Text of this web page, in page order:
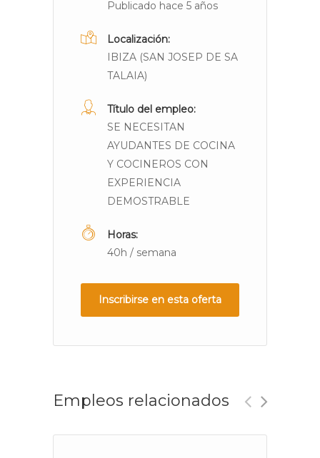
Publicado hace 5 años
Localización:
IBIZA (SAN JOSEP DE SA
TALAIA)
Título del empleo:
SE NECESITAN
AYUDANTES DE COCINA
Y COCINEROS CON
EXPERIENCIA
DEMOSTRABLE
Horas:
40h / semana
Inscribirse en esta oferta
Empleos relacionados